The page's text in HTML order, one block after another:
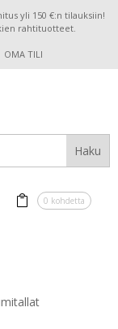
yli 150 €:n tilauksiin!
rahtituotteet.
OMA TILI
0 kohdetta